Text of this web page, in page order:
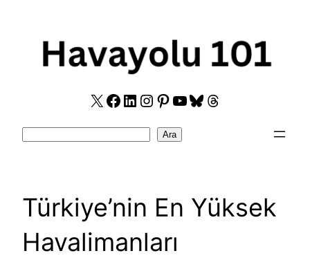
X Facebook
LinkedIn
Instagram
Pinterest
YouTube
Bluesky
Threads
Ara
Türkiye’nin En Yüksek
Havalimanları